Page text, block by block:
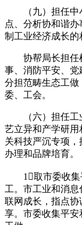
（九）担任中小
点、分析协和谐
制工业经济成长的
协帮局长担任机
事、消防平安、
分担范畴生态工
委、工会。
（六）担任工业
艺立异和产学研
关科技严沉专项
办理和品牌培育。
1取市委收集
工。市工业和消
联网成长，指点
享。市委收集平